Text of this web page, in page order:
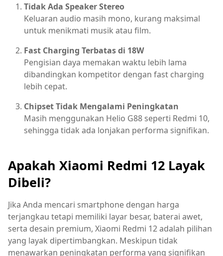
Tidak Ada Speaker Stereo
Keluaran audio masih mono, kurang maksimal
untuk menikmati musik atau film.
Fast Charging Terbatas di 18W
Pengisian daya memakan waktu lebih lama
dibandingkan kompetitor dengan fast charging
lebih cepat.
Chipset Tidak Mengalami Peningkatan
Masih menggunakan Helio G88 seperti Redmi 10,
sehingga tidak ada lonjakan performa signifikan.
Apakah Xiaomi Redmi 12 Layak
Dibeli?
Jika Anda mencari smartphone dengan harga
terjangkau tetapi memiliki layar besar, baterai awet,
serta desain premium, Xiaomi Redmi 12 adalah pilihan
yang layak dipertimbangkan. Meskipun tidak
menawarkan peningkatan performa yang signifikan